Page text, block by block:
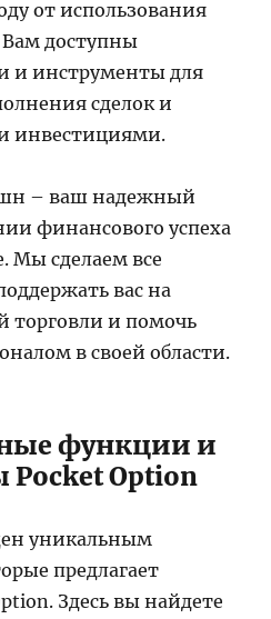
от использования
доступны
и инструменты для
сделок и
инвестициями.
– ваш надежный
финансового успеха
Мы сделаем все
вас на
торговли и помочь
в своей области.
функции и
Option
уникальным
предлагает
Здесь вы найдете